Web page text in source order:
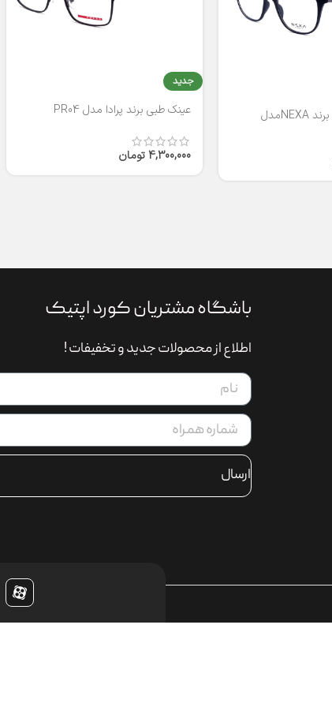
عینک چند کاوره برند NEXAمدل
جدید
عینک طبی برند پرادا مدل PR04
4,300,000 تومان
باشگاه مشتریان کورد اپتیک
اطلاع از محصولات جدید و تخفیفات !
ارسال